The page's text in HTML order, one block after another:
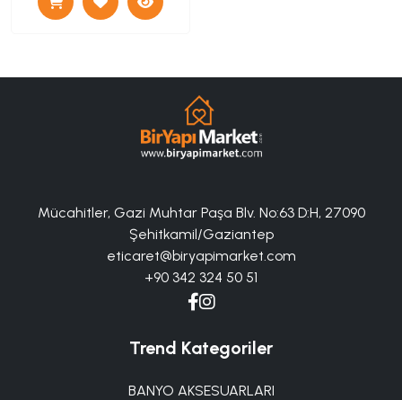
Mücahitler, Gazi Muhtar Paşa Blv. No:63 D:H, 27090
Şehitkamil/Gaziantep
eticaret@biryapimarket.com
+90 342 324 50 51
Trend Kategoriler
BANYO AKSESUARLARI